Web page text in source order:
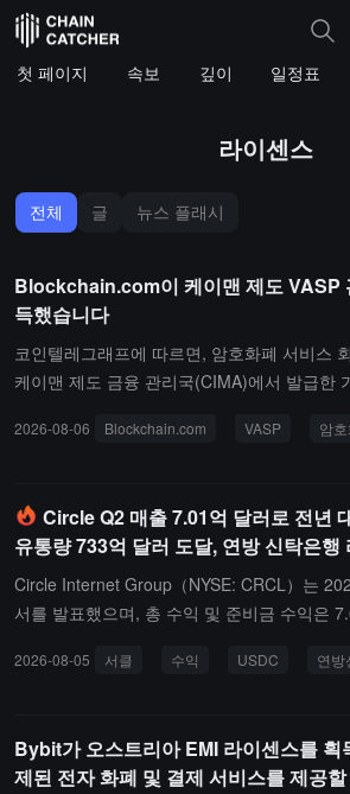
첫 페이지 속보 깊이 일정표
라이센스
전체 글 뉴스 플래시
Blockchain.com이 케이맨 제도 VASP
득했습니다
코인텔레그래프에 따르면, 암호화폐 서비스
케이맨 제도 금융 관리국(CIMA)에서 발급한
화 호스팅 서비스를 제공할 수 있게 되었습니
법정 화폐 간의 환전 및 암호화폐 간의 환전
록 허용합니다. Blockchain.com은 2022년 5
VASP 등록을 보유하고 있습니다
ne Kasselman은 CIMA 라이센스가 회사의 최
센스를 획득하고 영국 금융 행동 규제국(FCA)
2026-08-06 Blockchain.com VASP 암
Circle Q2 매출 7.01억 달러로 전년
유통량 733억 달러 도달, 연방 신탁은행
Circle Internet Group（NYSE: CRCL）는
서를 발표했으며, 총 수익 및 준비금 수익은
가했으며, 순이익은 4800만 달러로 전년 대비
거래량은 14.8조 달러로 전년 대비 151% 증
서 Circle은 미국 통화감독청(OCC)으로부터
2026-08-05 서클 수익 USDC 연방
Bybit가 오스트리아 EMI 라이센스를 획
제된 전자 화폐 및 결제 서비스를 제공